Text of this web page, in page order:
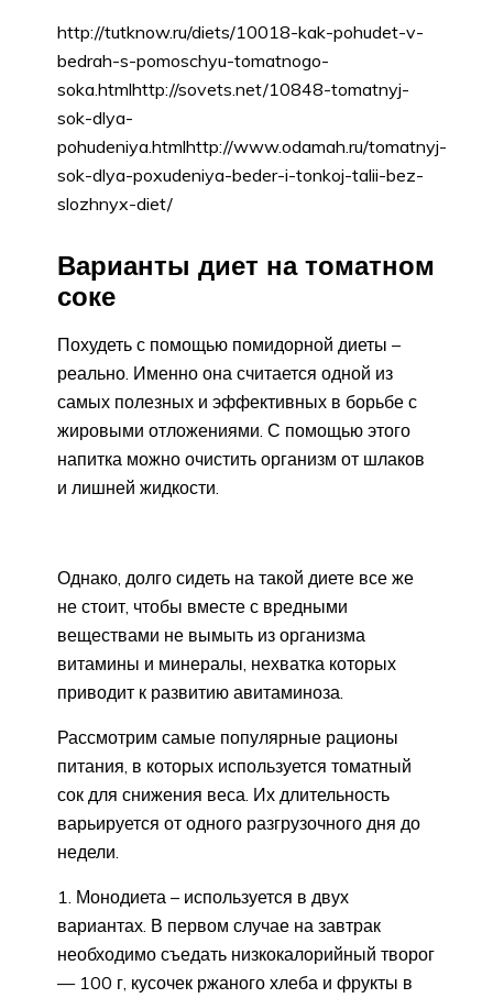
http://tutknow.ru/diets/10018-kak-pohudet-v-
bedrah-s-pomoschyu-tomatnogo-
soka.htmlhttp://sovets.net/10848-tomatnyj-
sok-dlya-
pohudeniya.htmlhttp://www.odamah.ru/tomatnyj-
sok-dlya-poxudeniya-beder-i-tonkoj-talii-bez-
slozhnyx-diet/
Варианты диет на томатном
соке
Похудеть с помощью помидорной диеты –
реально. Именно она считается одной из
самых полезных и эффективных в борьбе с
жировыми отложениями. С помощью этого
напитка можно очистить организм от шлаков
и лишней жидкости.
Однако, долго сидеть на такой диете все же
не стоит, чтобы вместе с вредными
веществами не вымыть из организма
витамины и минералы, нехватка которых
приводит к развитию авитаминоза.
Рассмотрим самые популярные рационы
питания, в которых используется томатный
сок для снижения веса. Их длительность
варьируется от одного разгрузочного дня до
недели.
Монодиета – используется в двух
вариантах. В первом случае на завтрак
необходимо съедать низкокалорийный творог
— 100 г, кусочек ржаного хлеба и фрукты в